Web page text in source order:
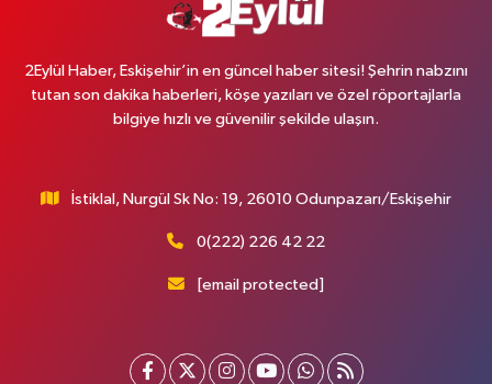
2Eylül Haber, Eskişehir’in en güncel haber sitesi! Şehrin nabzını
tutan son dakika haberleri, köşe yazıları ve özel röportajlarla
bilgiye hızlı ve güvenilir şekilde ulaşın.
İstiklal, Nurgül Sk No: 19, 26010 Odunpazarı/Eskişehir
0(222) 226 42 22
[email protected]